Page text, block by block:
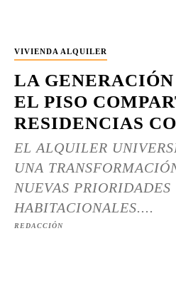
VIVIENDA ALQUILER
LA
EL PISO
RESIDENCIAS
EL ALQUILER
UNA
NUEVAS PRIORIDADES
HABITACIONALES....
REDACCIÓN